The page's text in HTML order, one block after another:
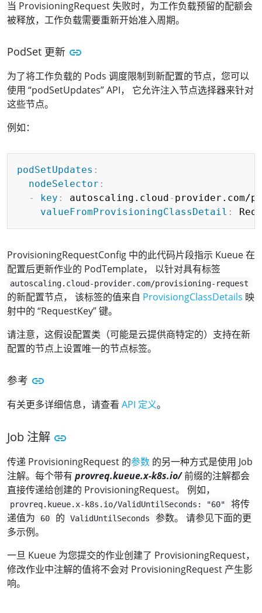
当 ProvisioningRequest 失败时，为工作负载预留的配额会
被释放，工作负载需要重新开始准入周期。
PodSet 更新
为了将工作负载的 Pods 调度限制到新配置的节点，您可以
使用 “podSetUpdates” API， 它允许注入节点选择器来针对
这些节点。
例如：
podSetUpdates :
nodeSelector :
-
key : autoscaling.cloud - provider.com/
valueFromProvisioningClassDetail :
ProvisioningRequestConfig 中的此代码片段指示 Kueue 在
配置后更新作业的 PodTemplate， 以针对具有标签
autoscaling.cloud-provider.com/provisioning-request
的新配置节点， 该标签的值来自 ProvisiongClassDetails 映
射中的 “RequestKey” 键。
请注意，这假设配置类（可能是云提供商特定的）支持在新
配置的节点上设置唯一的节点标签。
参考
有关更多详细信息，请查看 API 定义。
Job 注解
传递 ProvisioningRequest 的参数 的另一种方式是使用 Job
注解。每个带有 provreq.kueue.x-k8s.io/前缀的注解都会
直接传递给创建的 ProvisioningRequest。 例如，
provreq.kueue.x-k8s.io/ValidUntilSeconds: "60"
将传
递值为
60 的 ValidUntilSeconds
参数。 请参见下面的更
多示例。
一旦 Kueue 为您提交的作业创建了 ProvisioningRequest，
修改作业中注解的值将不会对 ProvisioningRequest 产生影
响。